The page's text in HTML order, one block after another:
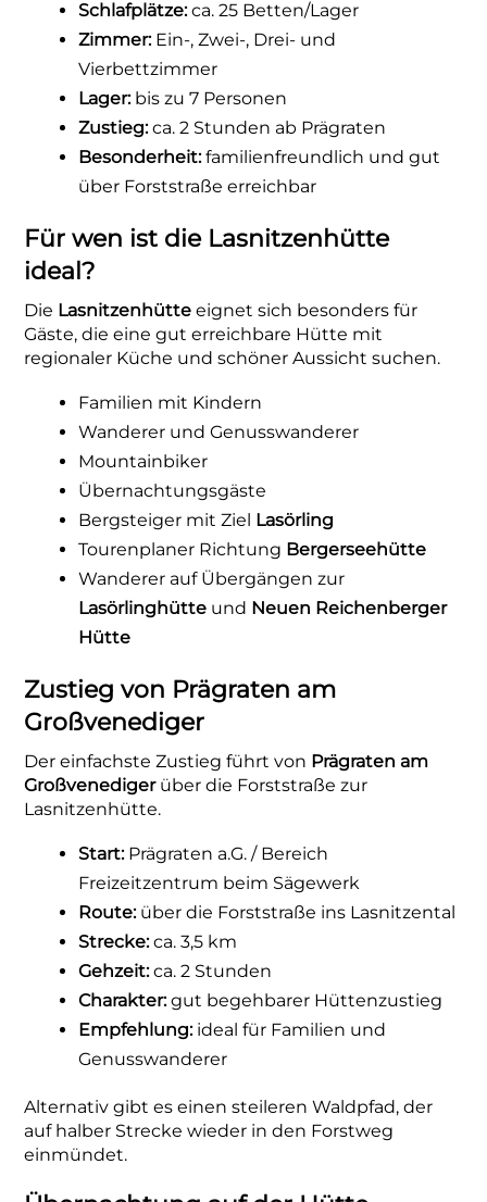
Schlafplätze:ca. 25 Betten/Lager
Zimmer:Ein-, Zwei-, Drei- und
Vierbettzimmer
Lager:bis zu 7 Personen
Zustieg:ca. 2 Stunden ab Prägraten
Besonderheit:familienfreundlich und gut
über Forststraße erreichbar
Für wen ist die Lasnitzenhütte
ideal?
Die Lasnitzenhütte eignet sich besonders für
Gäste, die eine gut erreichbare Hütte mit
regionaler Küche und schöner Aussicht suchen.
Familien mit Kindern
Wanderer und Genusswanderer
Mountainbiker
Übernachtungsgäste
Bergsteiger mit Ziel Lasörling
Tourenplaner Richtung Bergerseehütte
Wanderer auf Übergängen zur
Lasörlinghütte und Neuen Reichenberger
Hütte
Zustieg von Prägraten am
Großvenediger
Der einfachste Zustieg führt von Prägraten am
Großvenedigerüber die Forststraße zur
Lasnitzenhütte.
Start:Prägraten a.G. / Bereich
Freizeitzentrum beim Sägewerk
Route:über die Forststraße ins Lasnitzental
Strecke:ca. 3,5 km
Gehzeit:ca. 2 Stunden
Charakter:gut begehbarer Hüttenzustieg
Empfehlung:ideal für Familien und
Genusswanderer
Alternativ gibt es einen steileren Waldpfad, der
auf halber Strecke wieder in den Forstweg
einmündet.